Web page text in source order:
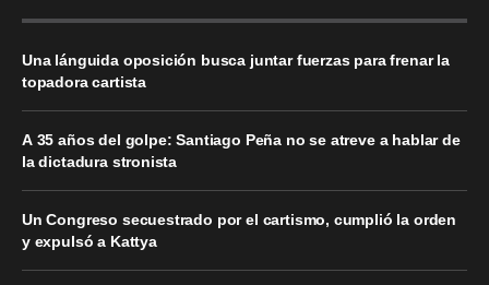
Una lánguida oposición busca juntar fuerzas para frenar la
topadora cartista
A 35 años del golpe: Santiago Peña no se atreve a hablar de
la dictadura stronista
Un Congreso secuestrado por el cartismo, cumplió la orden
y expulsó a Kattya